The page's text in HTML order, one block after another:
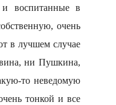
воспитанные в
очень
в лучшем случае
ни Пушкина,
то неведомую
тонкой и все